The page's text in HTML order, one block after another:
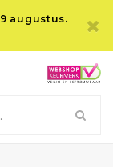
augustus.